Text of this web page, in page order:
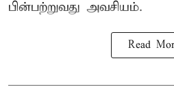
பின்பற்றுவது அவசியம்.
Read